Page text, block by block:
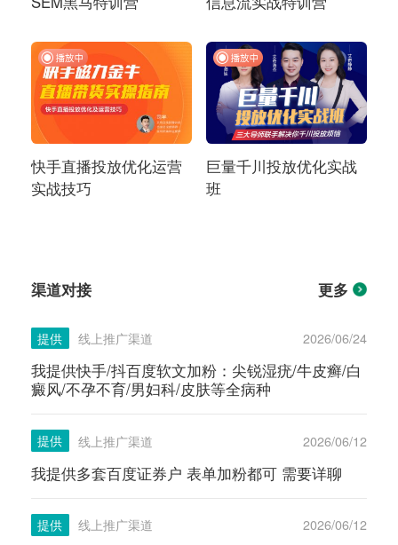
快手直播投放优化运营
实战技巧
巨量千川投放优化实战
班
渠道对接 更多
提供 线上推广渠道 2026/06/24
我提供快手/抖百度软文加粉：尖锐湿疣/牛皮癣/白
癜风/不孕不育/男妇科/皮肤等全病种
提供 线上推广渠道 2026/06/12
我提供多套百度证券户 表单加粉都可 需要详聊
提供 线上推广渠道 2026/06/12